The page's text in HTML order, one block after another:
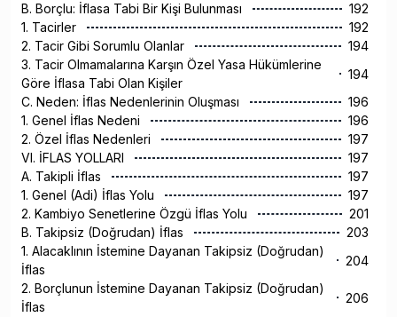
B. Borçlu: İflasa Tabi Bir Kişi Bulunması
192
1. Tacirler
192
2. Tacir Gibi Sorumlu Olanlar
194
3. Tacir Olmamalarına Karşın Özel Yasa Hükümlerine
Göre İflasa Tabi Olan Kişiler
194
C. Neden: İflas Nedenlerinin Oluşması
196
1. Genel İflas Nedeni
196
2. Özel İflas Nedenleri
197
VI. İFLAS YOLLARI
197
A. Takipli İflas
197
1. Genel (Adi) İflas Yolu
197
2. Kambiyo Senetlerine Özgü İflas Yolu
201
B. Takipsiz (Doğrudan) İflas
203
1. Alacaklının İstemine Dayanan Takipsiz (Doğrudan)
İflas
204
2. Borçlunun İstemine Dayanan Takipsiz (Doğrudan)
İflas
206